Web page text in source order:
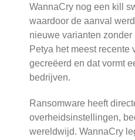
WannaCry nog een kill
waardoor de aanval
nieuwe varianten
Petya het meest recente
gecreëerd en dat vormt
bedrijven.
Ransomware heeft
overheidsinstellingen,
wereldwijd. WannaCry